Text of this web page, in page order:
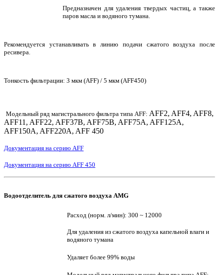
Предназначен для удаления твердых частиц, а также
паров масла и водяного тумана.
Рекомендуется устанавливать в линию подачи сжатого воздуха после
ресивера.
Тонкость фильтрации: 3 мкм (AFF) / 5 мкм (AFF450)
Модельный ряд магистрального фильтра типа AFF: AFF2, AFF4, AFF8,
AFF11, AFF22, AFF37B, AFF75B, AFF75A, AFF125A,
AFF150A, AFF220A, AFF 450
Документация на серию AFF
Документация на серию AFF 450
Водоотделитель для сжатого воздуха AMG
Расход (норм. л/мин): 300 ~ 12000
Для удаления из сжатого воздуха капельной влаги и
водяного тумана
Удаляет более 99% воды